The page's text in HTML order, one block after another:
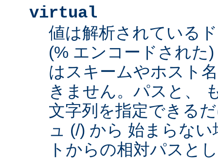
virtual
値は解析されている
(% エンコードされた
はスキームやホスト
きません。パスと、
文字列を指定できる
ュ (/) から 始まらな
トからの相対パスと